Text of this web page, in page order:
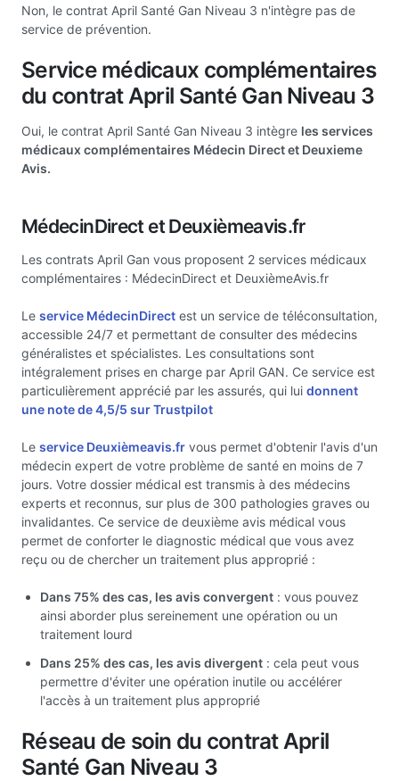
Non, le contrat April Santé Gan Niveau 3 n'intègre pas de
service de prévention.
Service médicaux complémentaires
du contrat April Santé Gan Niveau 3
Oui, le contrat April Santé Gan Niveau 3 intègre les services
médicaux complémentaires Médecin Direct et Deuxieme
Avis.
MédecinDirect et Deuxièmeavis.fr
Les contrats April Gan vous proposent 2 services médicaux
complémentaires : MédecinDirect et DeuxièmeAvis.fr
Le service MédecinDirect est un service de téléconsultation,
accessible 24/7 et permettant de consulter des médecins
généralistes et spécialistes. Les consultations sont
intégralement prises en charge par April GAN. Ce service est
particulièrement apprécié par les assurés, qui lui donnent
une note de 4,5/5 sur Trustpilot
Le service Deuxièmeavis.fr vous permet d'obtenir l'avis d'un
médecin expert de votre problème de santé en moins de 7
jours. Votre dossier médical est transmis à des médecins
experts et reconnus, sur plus de 300 pathologies graves ou
invalidantes. Ce service de deuxième avis médical vous
permet de conforter le diagnostic médical que vous avez
reçu ou de chercher un traitement plus approprié :
Dans 75% des cas, les avis convergent : vous pouvez
ainsi aborder plus sereinement une opération ou un
traitement lourd
Dans 25% des cas, les avis divergent : cela peut vous
permettre d'éviter une opération inutile ou accélérer
l'accès à un traitement plus approprié
Réseau de soin du contrat April
Santé Gan Niveau 3